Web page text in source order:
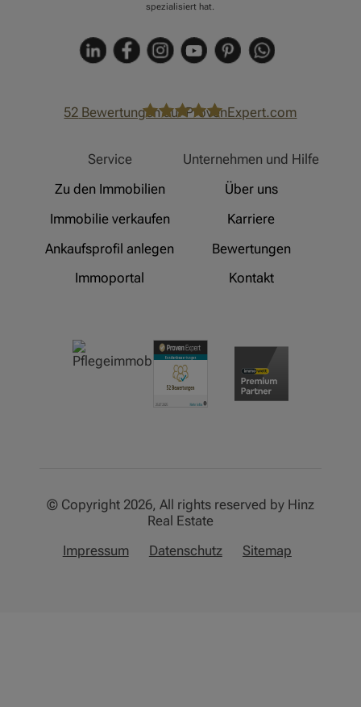
spezialisiert hat.
52 Bewertungen auf ProvenExpert.com
Service
Zu den Immobilien
Immobilie verkaufen
Ankaufsprofil anlegen
Immoportal
Unternehmen und Hilfe
Über uns
Karriere
Bewertungen
Kontakt
© Copyright 2026, All rights reserved by Hinz
Real Estate
Impressum
Datenschutz Sitemap